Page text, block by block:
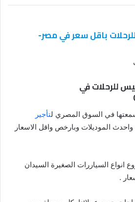
باقل سعر في مصر-
للرحلات في
سمعتها في السوق المصري لتأجير
واحدث الموديلات وبارخص واقل الاسعار
انواع السياررات الصغيرة السيدان
.